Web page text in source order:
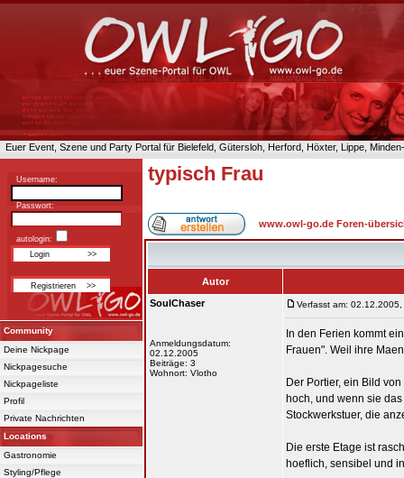
Euer Event, Szene und Party Portal für Bielefeld, Gütersloh, Herford, Höxter, Lippe,
Username:
Passwort:
autologin:
Community
Deine Nickpage
Nickpagesuche
Nickpageliste
Profil
Private Nachrichten
Locations
Gastronomie
Styling/Pflege
typisch Frau
www.owl-go.de Foren-
Autor
SoulChaser
Anmeldungsdatum:
02.12.2005
Beiträge: 3
Wohnort: Vlotho
Verfasst am:
In den Ferien kommt
Frauen". Weil ihre
Der Portier, ein Bild
hoch, und wenn sie
Stockwerkstuer, die
Die erste Etage ist
hoeflich, sensibel und